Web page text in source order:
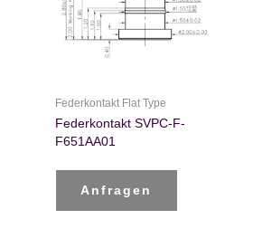
Federkontakt Flat Type
Federkontakt SVPC-F-
F651AA01
Anfragen